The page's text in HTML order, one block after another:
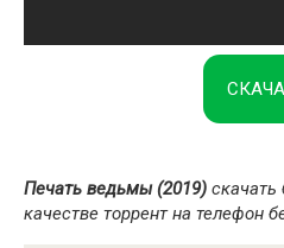
Печать ведьмы (2019)
качестве торрент на телефон